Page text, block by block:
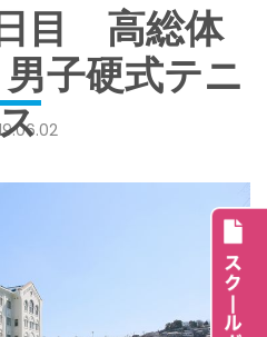
日目 高総体
子硬式テニ